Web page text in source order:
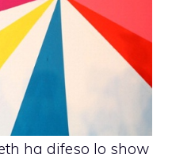
ha difeso lo show